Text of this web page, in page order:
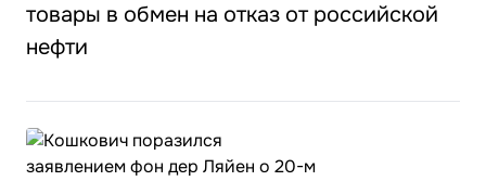
товары в обмен на отказ от российской
нефти